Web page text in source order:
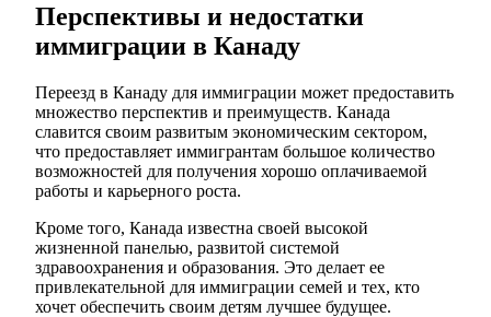
Перспективы и недостатки
иммиграции в Канаду
Переезд в Канаду для иммиграции может предоставить
множество перспектив и преимуществ. Канада
славится своим развитым экономическим сектором,
что предоставляет иммигрантам большое количество
возможностей для получения хорошо оплачиваемой
работы и карьерного роста.
Кроме того, Канада известна своей высокой
жизненной панелью, развитой системой
здравоохранения и образования. Это делает ее
привлекательной для иммиграции семей и тех, кто
хочет обеспечить своим детям лучшее будущее.